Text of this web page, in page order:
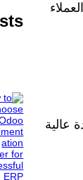
عالية